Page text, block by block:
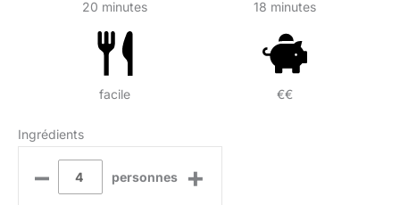
20 minutes 18 minutes
facile €€
Ingrédients
– personnes +